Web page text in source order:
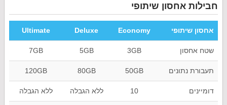
חבילות אחסון שיתופי
אחסון שיתופי Economy
Deluxe
Ultimate
שטח אחסון 3GB
5GB
7GB
תעבורת נתונים 50GB
80GB
120GB
דומיינים 10 ללא הגבלה ללא הגבלה